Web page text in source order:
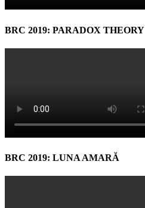
BRC 2019: PARADOX THEORY
BRC 2019: LUNA AMARĂ